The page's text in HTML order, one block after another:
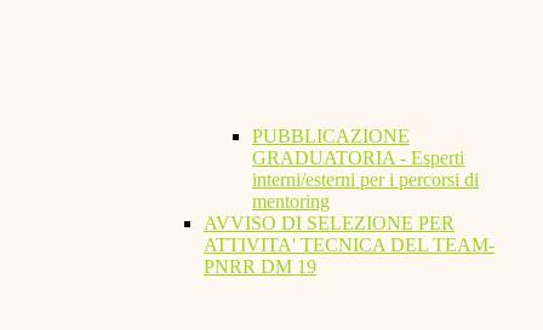
PUBBLICAZIONE
GRADUATORIA - Esperti
interni/esterni per i percorsi di
mentoring
AVVISO DI SELEZIONE PER
ATTIVITA' TECNICA DEL TEAM-
PNRR DM 19